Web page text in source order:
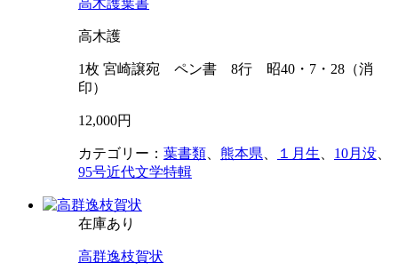
高木護葉書
高木護
1枚 宮崎譲宛 ペン書 8行 昭40・7・28（消
印）
12,000円
カテゴリー： 葉書類 熊本県 １月生 10月没
95号近代文学特輯
在庫あり
高群逸枝賀状